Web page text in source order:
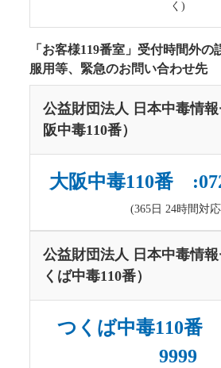
く)
「お客様119番室」受付時間外
服用等、緊急のお問い合わせ先
公益財団法人 日本中毒情
阪中毒110番）
大阪中毒110番
(365日 24時間対
公益財団法人 日本中毒情
くば中毒110番）
つくば中毒110番
9999